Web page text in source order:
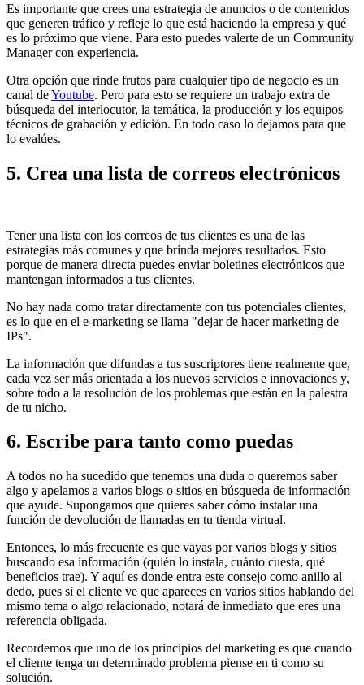
Es importante que crees una estrategia de anuncios o de contenidos
que generen tráfico y refleje lo que está haciendo la empresa y qué
es lo próximo que viene. Para esto puedes valerte de un Community
Manager con experiencia.
Otra opción que rinde frutos para cualquier tipo de negocio es un
canal deYoutube. Pero para esto se requiere un trabajo extra de
búsqueda del interlocutor, la temática, la producción y los equipos
técnicos de grabación y edición. En todo caso lo dejamos para que
lo evalúes.
5. Crea una lista de correos electrónicos
Tener una lista con los correos de tus clientes es una de las
estrategias más comunes y que brinda mejores resultados. Esto
porque de manera directa puedes enviar boletines electrónicos que
mantengan informados a tus clientes.
No hay nada como tratar directamente con tus potenciales clientes,
es lo que en el e-marketing se llama "dejar de hacer marketing de
IPs".
La información que difundas a tus suscriptores tiene realmente que,
cada vez ser más orientada a los nuevos servicios e innovaciones y,
sobre todo a la resolución de los problemas que están en la palestra
de tu nicho.
6. Escribe para tanto como puedas
A todos no ha sucedido que tenemos una duda o queremos saber
algo y apelamos a varios blogs o sitios en búsqueda de información
que ayude. Supongamos que quieres saber cómo instalar una
función de devolución de llamadas en tu tienda virtual.
Entonces, lo más frecuente es que vayas por varios blogs y sitios
buscando esa información (quién lo instala, cuánto cuesta, qué
beneficios trae). Y aquí es donde entra este consejo como anillo al
dedo, pues si el cliente ve que apareces en varios sitios hablando del
mismo tema o algo relacionado, notará de inmediato que eres una
referencia obligada.
Recordemos que uno de los principios del marketing es que cuando
el cliente tenga un determinado problema piense en ti como su
solución.